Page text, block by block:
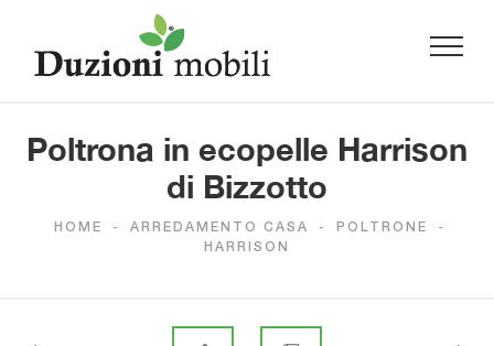
Poltrona in ecopelle Harrison
di Bizzotto
HOME - ARREDAMENTO CASA - POLTRONE
-
HARRISON